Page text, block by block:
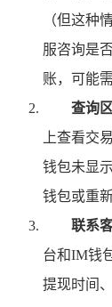
（但这种
服咨询是
账，可能
查询
上查看交
钱包未显
钱包或重
联系
台和IM钱
提现时间